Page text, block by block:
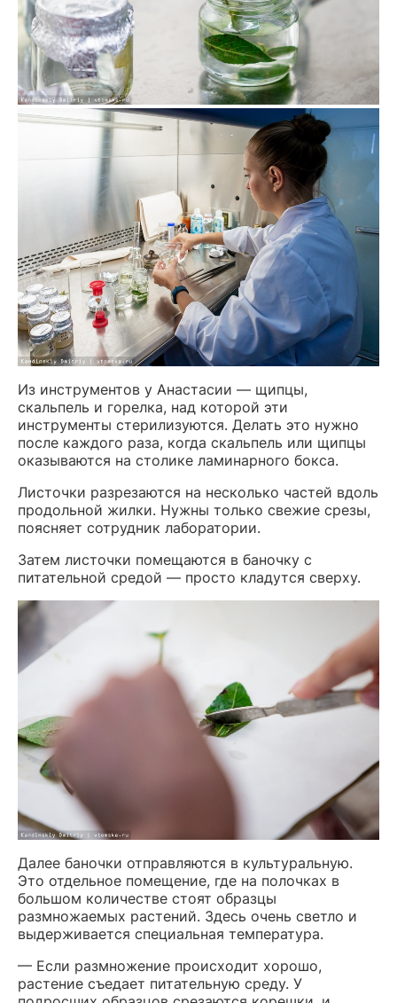
Из инструментов у Анастасии — щипцы,
скальпель и горелка, над которой эти
инструменты стерилизуются. Делать это нужно
после каждого раза, когда скальпель или щипцы
оказываются на столике ламинарного бокса.
Листочки разрезаются на несколько частей вдоль
продольной жилки. Нужны только свежие срезы,
поясняет сотрудник лаборатории.
Затем листочки помещаются в баночку с
питательной средой — просто кладутся сверху.
Далее баночки отправляются в культуральную.
Это отдельное помещение, где на полочках в
большом количестве стоят образцы
размножаемых растений. Здесь очень светло и
выдерживается специальная температура.
— Если размножение происходит хорошо,
растение съедает питательную среду. У